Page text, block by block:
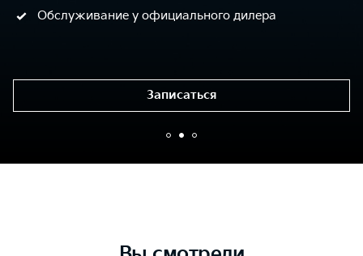
История ТО и посещений сервиса
Подробнее